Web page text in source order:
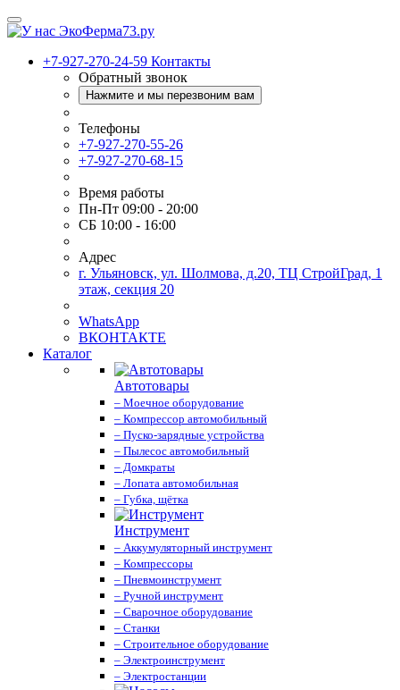
+7-927-270-24-59 Контакты
Обратный звонок
Нажмите и мы перезвоним вам
Телефоны
+7-927-270-55-26
+7-927-270-68-15
Время работы
Пн-Пт 09:00 - 20:00
СБ 10:00 - 16:00
Адрес
г. Ульяновск, ул. Шолмова, д.20, ТЦ СтройГрад, 1
этаж, секция 20
WhatsApp
ВКОНТАКТЕ
Каталог
Автотовары
– Моечное оборудование
– Компрессор автомобильный
– Пуско-зарядные устройства
– Пылесос автомобильный
– Домкраты
– Лопата автомобильная
– Губка, щётка
Инструмент
– Аккумуляторный инструмент
– Компрессоры
– Пневмоинструмент
– Ручной инструмент
– Сварочное оборудование
– Станки
– Строительное оборудование
– Электроинструмент
– Электростанции